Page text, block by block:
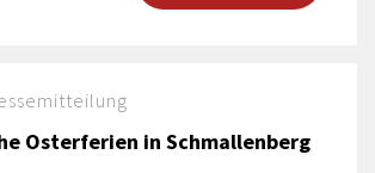
Osterferien in Schmallenberg